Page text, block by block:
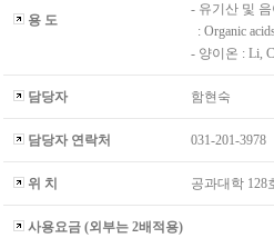
용 도
- 유기산 및 음
: Organic
- 양이온 : Li,
담당자 함현숙
담당자 연락처 031-201-3978
위 치 공과대학 128
사용요금 (외부는 2배적용)